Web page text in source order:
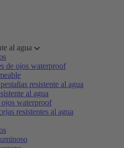
al agua
de ojos waterproof
resistente al agua
al agua
ojos waterproof
resistentes al agua